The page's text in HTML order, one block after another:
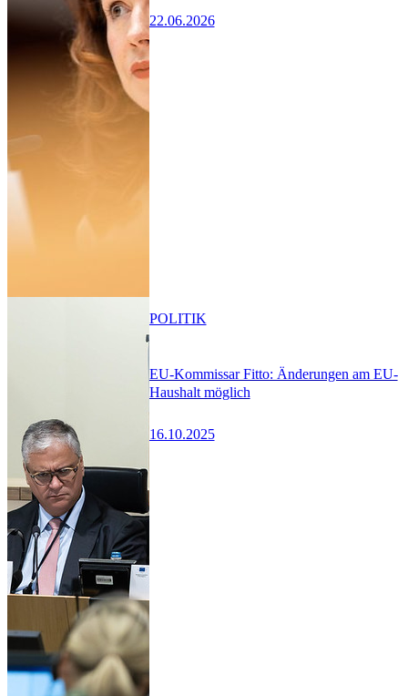
22.06.2026
EU-Kommissar Fitto: Änderungen am EU-
Haushalt möglich
16.10.2025
POLITIK